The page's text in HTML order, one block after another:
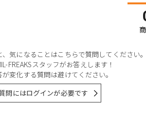
気になることはこちらで質問してください。
FREAKSスタッフがお答えします！
変化する質問は避けてください。
問にはログインが必要です